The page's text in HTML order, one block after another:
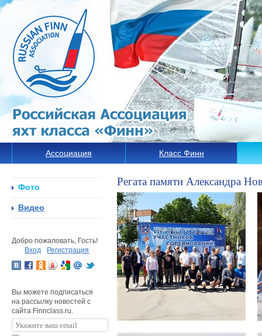
Ассоциация Класс Финн
Регата памяти Александра
Фото
Видео
Добро пожаловать, Гость!
Вход
Регистрация
Вы можете подписаться
на рассылку новостей с
сайта Finnclass.ru.